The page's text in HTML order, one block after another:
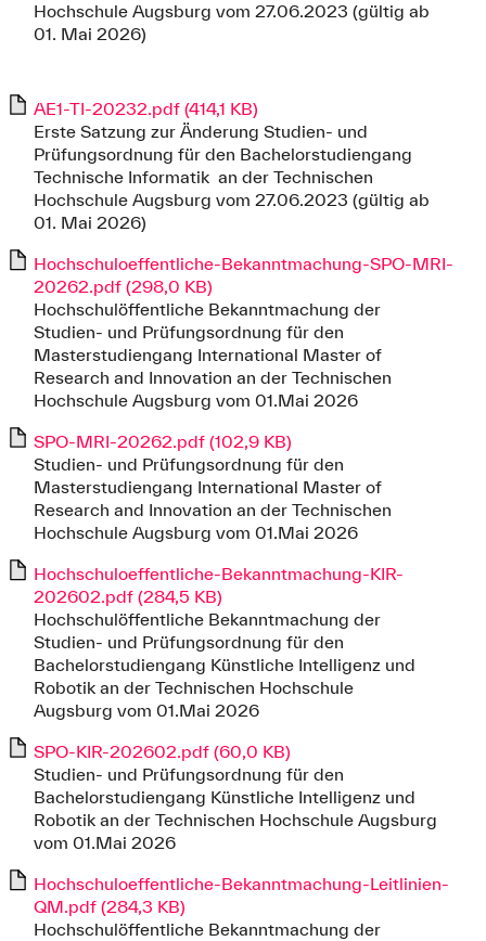
Hochschule Augsburg vom 27.06.2023 (gültig ab
01. Mai 2026)
AE1-TI-20232.pdf (414,1 KB)
Erste Satzung zur Änderung Studien- und
Prüfungsordnung für den Bachelorstudiengang
Technische Informatik an der Technischen
Hochschule Augsburg vom 27.06.2023 (gültig ab
01. Mai 2026)
Hochschuloeffentliche-Bekanntmachung-SPO-MRI-
20262.pdf (298,0 KB)
Hochschulöffentliche Bekanntmachung der
Studien- und Prüfungsordnung für den
Masterstudiengang International Master of
Research and Innovation an der Technischen
Hochschule Augsburg vom 01.Mai 2026
SPO-MRI-20262.pdf (102,9 KB)
Studien- und Prüfungsordnung für den
Masterstudiengang International Master of
Research and Innovation an der Technischen
Hochschule Augsburg vom 01.Mai 2026
Hochschuloeffentliche-Bekanntmachung-KIR-
202602.pdf (284,5 KB)
Hochschulöffentliche Bekanntmachung der
Studien- und Prüfungsordnung für den
Bachelorstudiengang Künstliche Intelligenz und
Robotik an der Technischen Hochschule
Augsburg vom 01.Mai 2026
SPO-KIR-202602.pdf (60,0 KB)
Studien- und Prüfungsordnung für den
Bachelorstudiengang Künstliche Intelligenz und
Robotik an der Technischen Hochschule Augsburg
vom 01.Mai 2026
Hochschuloeffentliche-Bekanntmachung-Leitlinien-
QM.pdf (284,3 KB)
Hochschulöffentliche Bekanntmachung der